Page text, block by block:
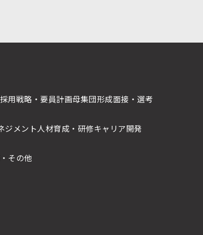
採用戦略・要員計画母集団形成面接・選考
ジメント人材育成・研修キャリア開発
その他